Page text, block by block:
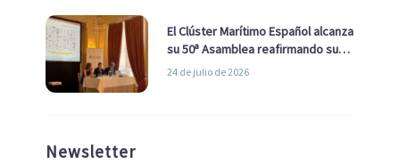
El Clúster Marítimo Español alcanza
su 50ª Asamblea reafirmando su
liderazgo en la Economía Azul
24 de julio de 2026
Newsletter